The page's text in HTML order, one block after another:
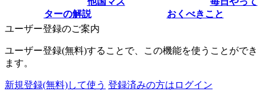
ターの解説
おくべきこと
ユーザー登録のご案内
ユーザー登録(無料)することで、この機能を使うことができ
ます。
新規登録(無料)して使う 登録済みの方はログイン